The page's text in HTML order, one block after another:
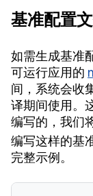
基准配置
如需生成基准
可运行应用的
间，系统会收
译期间使用。
编写的，我们
编写这样的基
完整示例。